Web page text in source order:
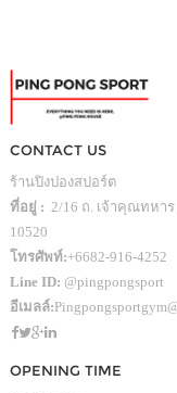
CONTACT US
ร้านปิงปองสปอร์ต
ที่อยู่ : 2/16 ถ. เจ้าคุณทหา
10520
โทรศัพท์:+6682-916-4252
Line ID: @pingpongsport
อีเมลล์:
OPENING TIME